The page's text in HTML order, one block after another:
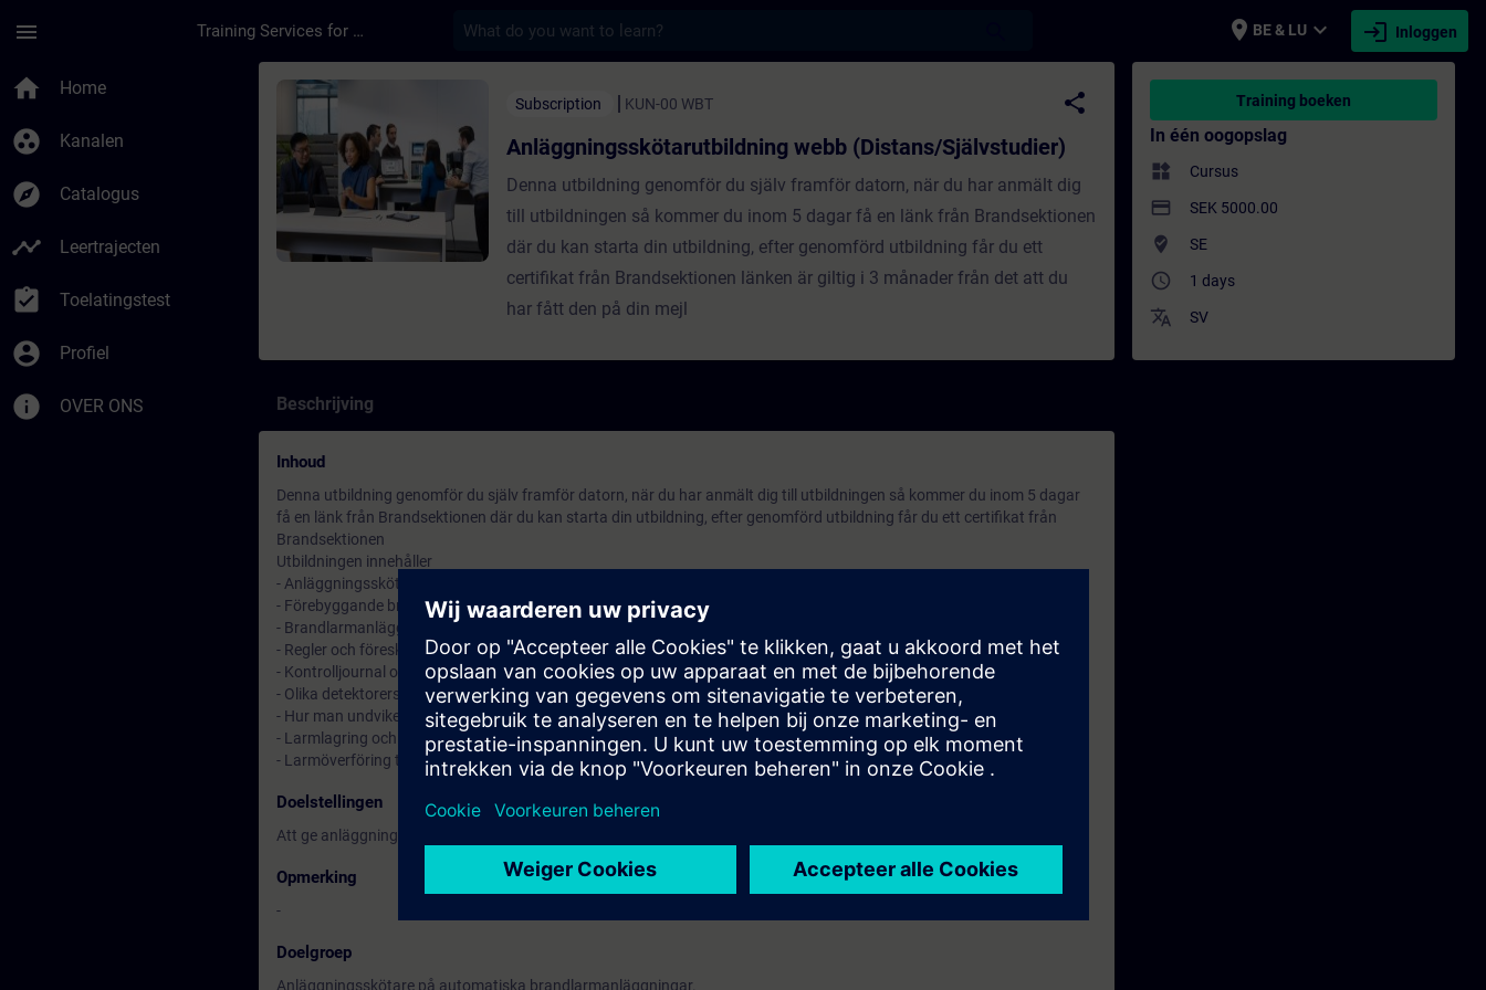
menu Training Services for Digital Industries place BE & LU expand_more login Inloggen
home Home
group_work Kanalen
explore Catalogus
timeline Leertrajecten
assignment_turned_in Toelatingstest
account_circle Profiel
info OVER ONS
Cursus - Anläggningsskötarutbildning webb (Distans/Självstudier) - Training - Opleiding - Bijscholing |
Subscription KUN-00 WBT
share
Anläggningsskötarutbildning webb (Distans/Självstudier)
Denna utbildning genomför du själv framför datorn, när du har anmält dig
till utbildningen så kommer du inom 5 dagar få en länk från Brandsektionen
där du kan starta din utbildning, efter genomförd utbildning får du ett
certifikat från Brandsektionen länken är giltig i 3 månader från det att du
har fått den på din mejl
Beschrijving
Inhoud
Denna utbildning genomför du själv framför datorn, när du har anmält dig till utbildningen så kommer du inom 5 dagar
få en länk från Brandsektionen där du kan starta din utbildning, efter genomförd utbildning får du ett certifikat från
Brandsektionen
Utbildningen innehåller
- Anläggningsskötarens ansvarsområde
- Förebyggande brandskyddsåtgärder
- Brandlarmanläggningens uppbyggnad
- Regler och föreskrifter
- Kontrolljournal och orienteringsövningar
- Olika detektorers funktion och användning
- Hur man undviker onödiga larm
- Larmlagring och larmorganisation
- Larmöverföring till räddningstjänst eller larmcentral
Doelstellingen
Att ge anläggningsskötaren kännedom om sitt ansvar samt god kunskap inom brandskydd.
Opmerking
-
Doelgroep
Anläggningsskötare på automatiska brandlarmanläggningar.
Training boeken
In één oogopslag
widgets Cursus
payment SEK 5000.00
where_to_vote SE
access_time 1 days
translate SV